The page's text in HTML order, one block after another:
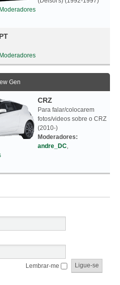
Gen
CRZ
Para falar/colocarem
fotos/videos sobre o CRZ
(2010-)
Moderadores:
andre_DC,
Lembrar-me